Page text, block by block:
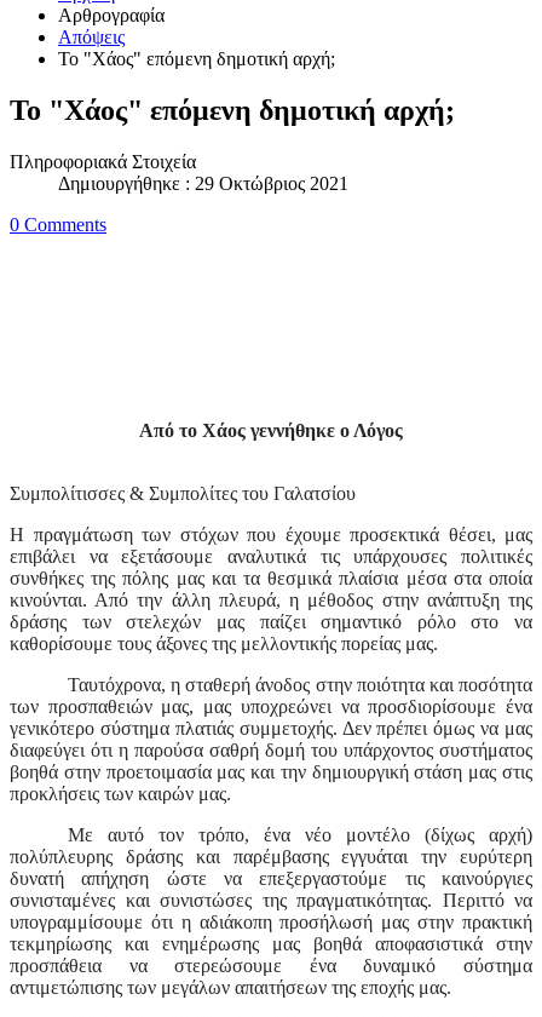
Αρθρογραφία
Απόψεις
Το "Χάος" επόμενη δημοτική αρχή;
Το "Χάος" επόμενη δημοτική αρχή;
Πληροφοριακά Στοιχεία
Δημιουργήθηκε : 29 Οκτώβριος 2021
0 Comments
Από το Χάος γεννήθηκε ο Λόγος
Συμπολίτισσες & Συμπολίτες του Γαλατσίου
Η πραγμάτωση των στόχων που έχουμε προσεκτικά θέσει, μας
επιβάλει να εξετάσουμε αναλυτικά τις υπάρχουσες πολιτικές
συνθήκες της πόλης μας και τα θεσμικά πλαίσια μέσα στα οποία
κινούνται. Από την άλλη πλευρά, η μέθοδος στην ανάπτυξη της
δράσης των στελεχών μας παίζει σημαντικό ρόλο στο να
καθορίσουμε τους άξονες της μελλοντικής πορείας μας.
Ταυτόχρονα, η σταθερή άνοδος στην ποιότητα και ποσότητα
των προσπαθειών μας, μας υποχρεώνει να προσδιορίσουμε ένα
γενικότερο σύστημα πλατιάς συμμετοχής. Δεν πρέπει όμως να μας
διαφεύγει ότι η παρούσα σαθρή δομή του υπάρχοντος συστήματος
βοηθά στην προετοιμασία μας και την δημιουργική στάση μας στις
προκλήσεις των καιρών μας.
Με αυτό τον τρόπο, ένα νέο μοντέλο (δίχως αρχή)
πολύπλευρης δράσης και παρέμβασης εγγυάται την ευρύτερη
δυνατή απήχηση ώστε να επεξεργαστούμε τις καινούργιες
συνισταμένες και συνιστώσες της πραγματικότητας. Περιττό να
υπογραμμίσουμε ότι η αδιάκοπη προσήλωσή μας στην πρακτική
τεκμηρίωσης και ενημέρωσης μας βοηθά αποφασιστικά στην
προσπάθεια να στερεώσουμε ένα δυναμικό σύστημα
αντιμετώπισης των μεγάλων απαιτήσεων της εποχής μας.